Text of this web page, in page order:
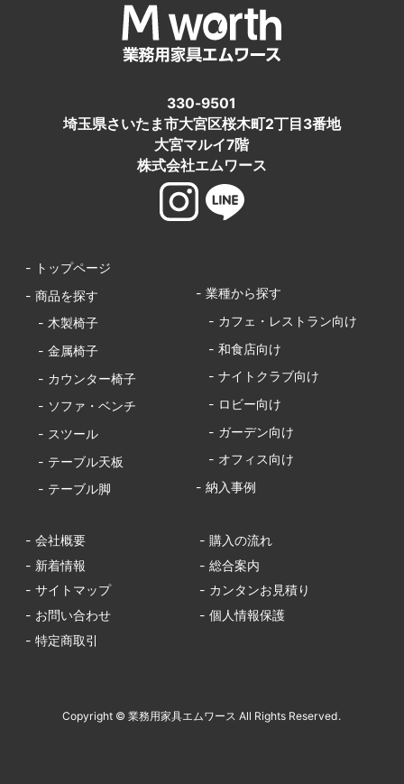
330-9501
埼玉県さいたま市大宮区桜木町2丁目3番地
大宮マルイ7階
株式会社エムワース
- トップページ
- 商品を探す
- 木製椅子
- 金属椅子
- カウンター椅子
- ソファ・ベンチ
- スツール
- テーブル天板
- テーブル脚
- 業種から探す
- カフェ・レストラン向け
- 和食店向け
- ナイトクラブ向け
- ロビー向け
- ガーデン向け
- オフィス向け
- 納入事例
- 会社概要
- 購入の流れ
- 新着情報
- 総合案内
- サイトマップ
- カンタンお見積り
- お問い合わせ
- 個人情報保護
- 特定商取引
Copyright © 業務用家具エムワース All Rights Reserved.